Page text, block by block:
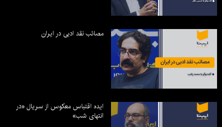
مصائب نقد ادبی در ایران
ایده اقتباس معکوس از سریال «در
انتهای شب»